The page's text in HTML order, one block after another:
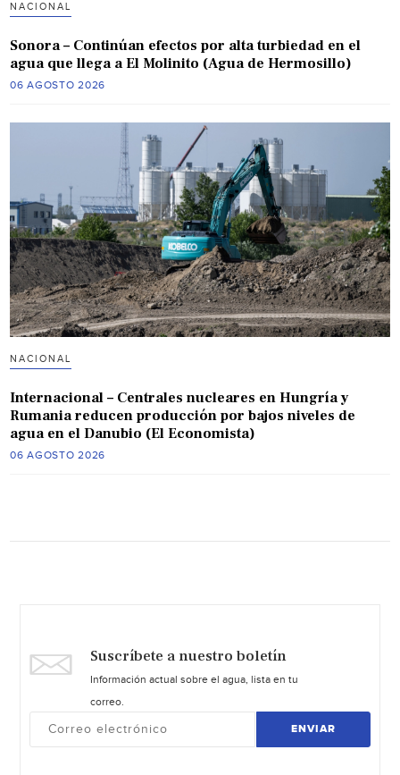
NACIONAL
Sonora – Continúan efectos por alta turbiedad en el
agua que llega a El Molinito (Agua de Hermosillo)
06 AGOSTO 2026
NACIONAL
Internacional – Centrales nucleares en Hungría y
Rumania reducen producción por bajos niveles de
agua en el Danubio (El Economista)
06 AGOSTO 2026
Suscríbete a nuestro boletín
Información actual sobre el agua, lista en tu
correo.
ENVIAR